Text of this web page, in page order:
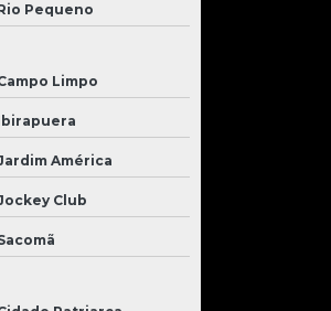
Pequeno
Limpo
América
Club